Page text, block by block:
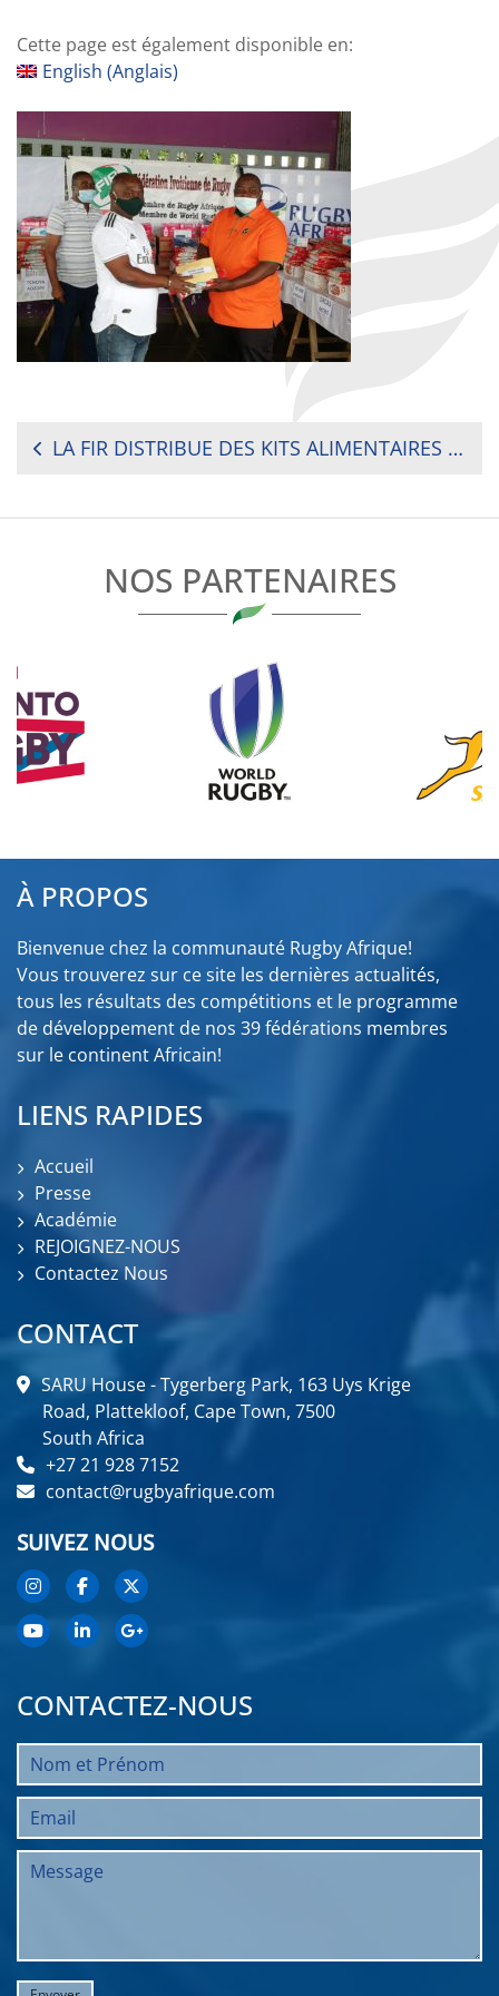
Cette page est également disponible en:
English (Anglais)
NAVIGATION
LA FIR DISTRIBUE DES KITS ALIMENTAIRES ET SANITAIRES AUX CLUBS
NOS PARTENAIRES
À PROPOS
Bienvenue chez la communauté Rugby Afrique!
Vous trouverez sur ce site les dernières actualités,
tous les résultats des compétitions et le programme
de développement de nos 39 fédérations membres
sur le continent Africain!
LIENS RAPIDES
Accueil
Presse
Académie
REJOIGNEZ-NOUS
Contactez Nous
CONTACT
SARU House - Tygerberg Park, 163 Uys Krige
Road, Plattekloof, Cape Town, 7500
South Africa
+27 21 928 7152
contact@rugbyafrique.com
SUIVEZ NOUS
CONTACTEZ-NOUS